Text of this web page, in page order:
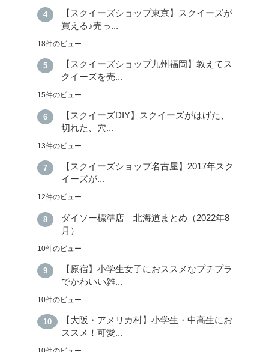
【スクイーズショップ東京】スクイーズが
買える♪売っ...
18件のビュー
【スクイーズショップ九州福岡】教えてス
クイーズを売...
15件のビュー
【スクイーズDIY】スクイーズがはげた、
切れた、穴...
13件のビュー
【スクイーズショップ名古屋】2017年スク
イーズが...
12件のビュー
ダイソー標準店 北海道まとめ（2022年8
月）
10件のビュー
【原宿】小学生女子におススメなプチプラ
でかわいい雑...
10件のビュー
【大阪・アメリカ村】小学生・中高生にお
ススメ！可愛...
10件のビュー